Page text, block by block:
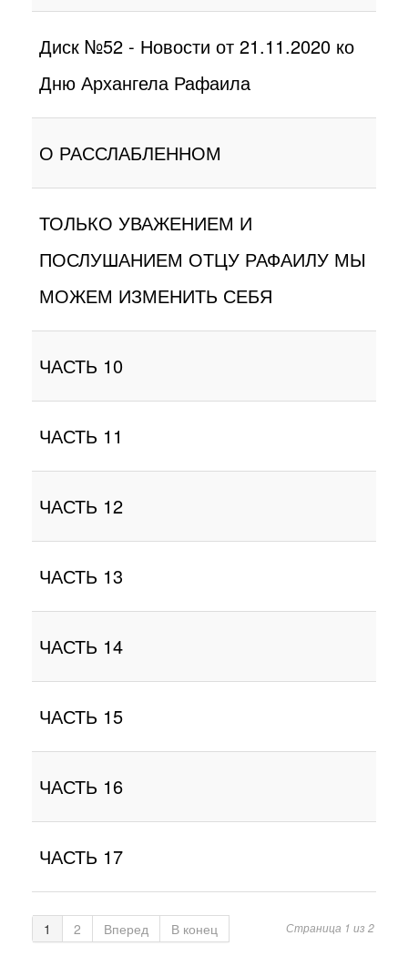
Диск №52 - Новости от 21.11.2020 ко
Дню Архангела Рафаила
О РАССЛАБЛЕННОМ
ТОЛЬКО УВАЖЕНИЕМ И
ПОСЛУШАНИЕМ ОТЦУ РАФАИЛУ МЫ
МОЖЕМ ИЗМЕНИТЬ СЕБЯ
ЧАСТЬ 10
ЧАСТЬ 11
ЧАСТЬ 12
ЧАСТЬ 13
ЧАСТЬ 14
ЧАСТЬ 15
ЧАСТЬ 16
ЧАСТЬ 17
Страница 1 из 2
1 2 Вперед В конец